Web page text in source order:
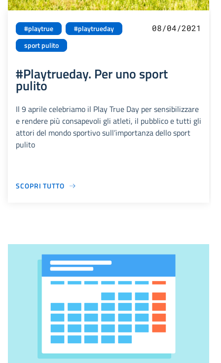
#playtrue
#playtrueday
sport pulito
08/04/2021
#Playtrueday. Per uno sport
pulito
Il 9 aprile celebriamo il Play True Day per sensibilizzare
e rendere più consapevoli gli atleti, il pubblico e tutti gli
attori del mondo sportivo sull’importanza dello sport
pulito
SCOPRI TUTTO